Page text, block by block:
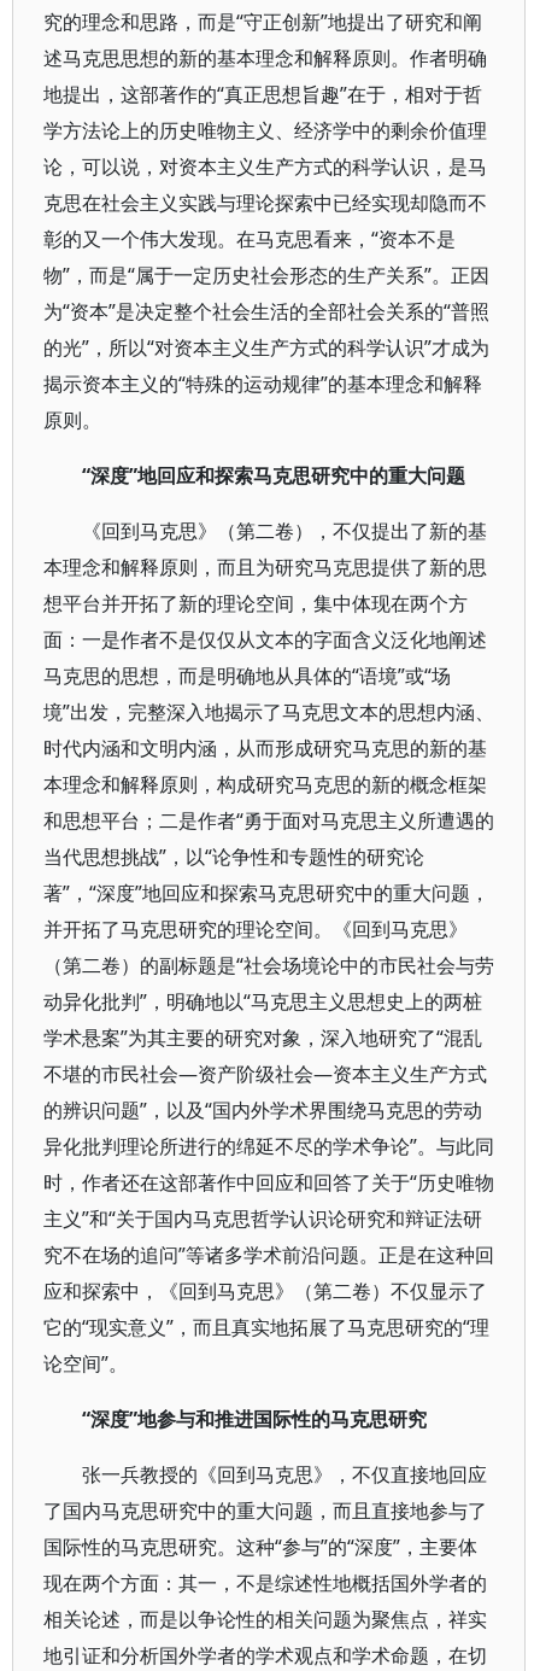
究的理念和思路，而是“守正创新”地提出了研究和阐
述马克思思想的新的基本理念和解释原则。作者明确
地提出，这部著作的“真正思想旨趣”在于，相对于哲
学方法论上的历史唯物主义、经济学中的剩余价值理
论，可以说，对资本主义生产方式的科学认识，是马
克思在社会主义实践与理论探索中已经实现却隐而不
彰的又一个伟大发现。在马克思看来，“资本不是
物”，而是“属于一定历史社会形态的生产关系”。正因
为“资本”是决定整个社会生活的全部社会关系的“普照
的光”，所以“对资本主义生产方式的科学认识”才成为
揭示资本主义的“特殊的运动规律”的基本理念和解释
原则。
“深度”地回应和探索马克思研究中的重大问题
《回到马克思》（第二卷），不仅提出了新的基
本理念和解释原则，而且为研究马克思提供了新的思
想平台并开拓了新的理论空间，集中体现在两个方
面：一是作者不是仅仅从文本的字面含义泛化地阐述
马克思的思想，而是明确地从具体的“语境”或“场
境”出发，完整深入地揭示了马克思文本的思想内涵、
时代内涵和文明内涵，从而形成研究马克思的新的基
本理念和解释原则，构成研究马克思的新的概念框架
和思想平台；二是作者“勇于面对马克思主义所遭遇的
当代思想挑战”，以“论争性和专题性的研究论
著”，“深度”地回应和探索马克思研究中的重大问题，
并开拓了马克思研究的理论空间。《回到马克思》
（第二卷）的副标题是“社会场境论中的市民社会与劳
动异化批判”，明确地以“马克思主义思想史上的两桩
学术悬案”为其主要的研究对象，深入地研究了“混乱
不堪的市民社会—资产阶级社会—资本主义生产方式
的辨识问题”，以及“国内外学术界围绕马克思的劳动
异化批判理论所进行的绵延不尽的学术争论”。与此同
时，作者还在这部著作中回应和回答了关于“历史唯物
主义”和“关于国内马克思哲学认识论研究和辩证法研
究不在场的追问”等诸多学术前沿问题。正是在这种回
应和探索中，《回到马克思》（第二卷）不仅显示了
它的“现实意义”，而且真实地拓展了马克思研究的“理
论空间”。
“深度”地参与和推进国际性的马克思研究
张一兵教授的《回到马克思》，不仅直接地回应
了国内马克思研究中的重大问题，而且直接地参与了
国际性的马克思研究。这种“参与”的“深度”，主要体
现在两个方面：其一，不是综述性地概括国外学者的
相关论述，而是以争论性的相关问题为聚焦点，祥实
地引证和分析国外学者的学术观点和学术命题，在切